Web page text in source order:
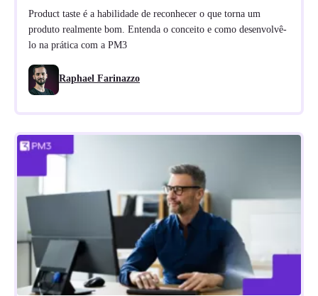
Product taste é a habilidade de reconhecer o que torna um
produto realmente bom. Entenda o conceito e como desenvolvê-
lo na prática com a PM3
Raphael Farinazzo